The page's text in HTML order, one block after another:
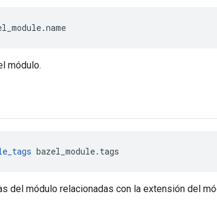
módulo.
bazel_module.tags
del módulo relacionadas con la extensión del